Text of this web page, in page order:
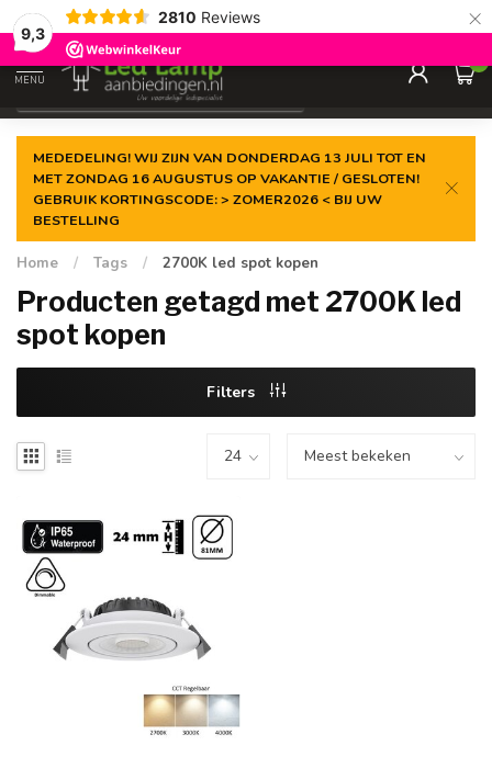
9,3
2810 Reviews ×
Gegarandeerde delaagste prijs
MENU
0
MEDEDELING! WIJ ZIJN VAN DONDERDAG 13 JULI TOT EN
MET ZONDAG 16 AUGUSTUS OP VAKANTIE / GESLOTEN!
GEBRUIK KORTINGSCODE: > ZOMER2026 < BIJ UW
BESTELLING
Home / Tags / 2700K led spot kopen
Producten getagd met 2700K led
spot kopen
Filters